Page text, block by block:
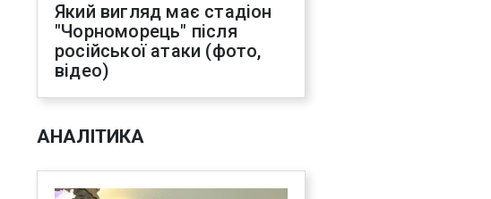
Який вигляд має стадіон
"Чорноморець" після
російської атаки (фото,
відео)
АНАЛІТИКА